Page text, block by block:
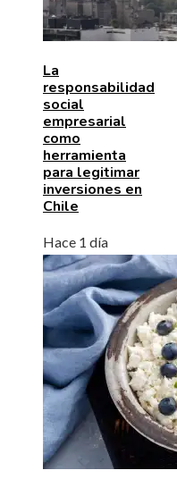
La
responsabilidad
social
empresarial
como
herramienta
para legitimar
inversiones en
Chile
Hace 1 día